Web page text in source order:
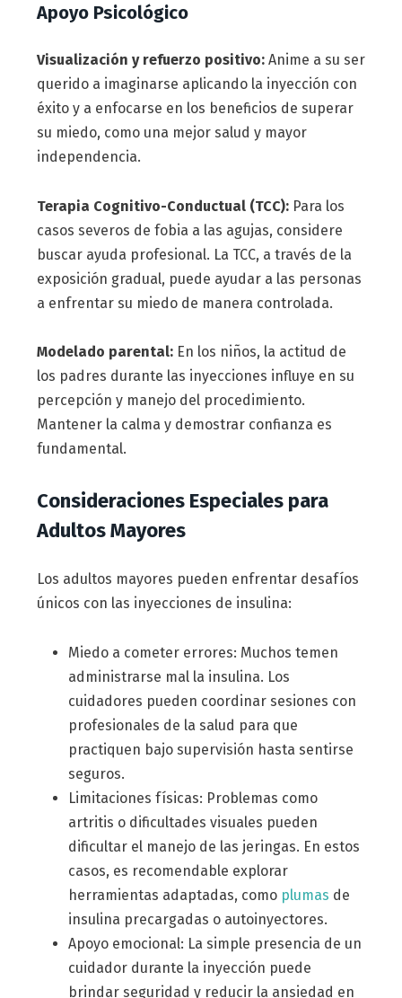
Apoyo Psicológico
Visualización y refuerzo positivo:Anime a su ser
querido a imaginarse aplicando la inyección con
éxito y a enfocarse en los beneficios de superar
su miedo, como una mejor salud y mayor
independencia.
Terapia Cognitivo-Conductual (TCC):Para los
casos severos de fobia a las agujas, considere
buscar ayuda profesional. La TCC, a través de la
exposición gradual, puede ayudar a las personas
a enfrentar su miedo de manera controlada.
Modelado parental:En los niños, la actitud de
los padres durante las inyecciones influye en su
percepción y manejo del procedimiento.
Mantener la calma y demostrar confianza es
fundamental.
Consideraciones Especiales para
Adultos Mayores
Los adultos mayores pueden enfrentar desafíos
únicos con las inyecciones de insulina:
Miedo a cometer errores: Muchos temen
administrarse mal la insulina. Los
cuidadores pueden coordinar sesiones con
profesionales de la salud para que
practiquen bajo supervisión hasta sentirse
seguros.
Limitaciones físicas: Problemas como
artritis o dificultades visuales pueden
dificultar el manejo de las jeringas. En estos
casos, es recomendable explorar
herramientas adaptadas, como plumas de
insulina precargadas o autoinyectores.
Apoyo emocional: La simple presencia de un
cuidador durante la inyección puede
brindar seguridad y reducir la ansiedad en